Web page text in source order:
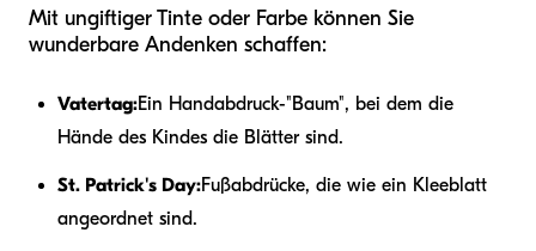
Mit ungiftiger Tinte oder Farbe können Sie
wunderbare Andenken schaffen:
Vatertag:Ein Handabdruck-"Baum", bei dem die
Hände des Kindes die Blätter sind.
St. Patrick's Day:Fußabdrücke, die wie ein Kleeblatt
angeordnet sind.